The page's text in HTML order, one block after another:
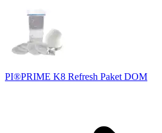
PI®PRIME K8 Refresh Paket DOM